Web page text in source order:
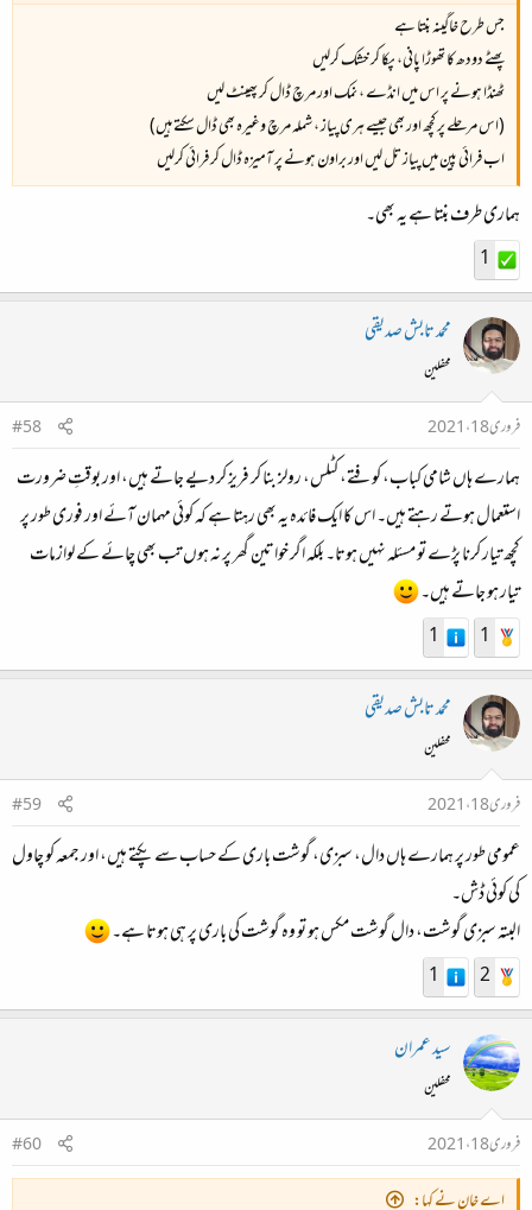
جس طرح خاگینہ بنتا ہے
پھٹے دودھ کا تھوڑا پانی، پکا کر خشک کرلیں
ٹھنڈا ہونے پر اس میں انڈے ، نمک اور مرچ ڈال کر پھینٹ لیں
(اس مرحلے پر کچھ اور بھی جیسے ہری پیاز ، شملہ مرچ وغیرہ بھی ڈال سکتے ہیں)
اب فرائی پین میں پیاز تل لیں اور براون ہونے پر آمیزہ ڈال کر فرائی کرلیں
ہماری طرف بنتا ہے یہ بھی۔
1
محمد تابش صدیقی
محفلین
فروری 18، 2021
#58
ہمارے ہاں شامی کباب، کوفتے، کٹلس، رولز بنا کر فریز کر دیے جاتے ہیں، اور بوقتِ ضرورت
استعمال ہوتے رہتے ہیں۔ اس کا ایک فائدہ یہ بھی رہتا ہے کہ کوئی مہمان آئے اور فوری طور پر
کچھ تیار کرنا پڑے تو مسئلہ نہیں ہوتا۔ بلکہ اگر خواتین گھر پر نہ ہوں تب بھی چائے کے لوازمات
تیار ہو جاتے ہیں۔
1
1
محمد تابش صدیقی
محفلین
فروری 18، 2021
#59
عمومی طور پر ہمارے ہاں دال، سبزی، گوشت باری کے حساب سے پکتے ہیں، اور جمعہ کو چاول
کی کوئی ڈش۔
البتہ سبزی گوشت، دال گوشت مکس ہو تو وہ گوشت کی باری پر ہی ہوتا ہے۔
2
1
سید عمران
محفلین
فروری 18، 2021
#60
اے خان نے کہا: